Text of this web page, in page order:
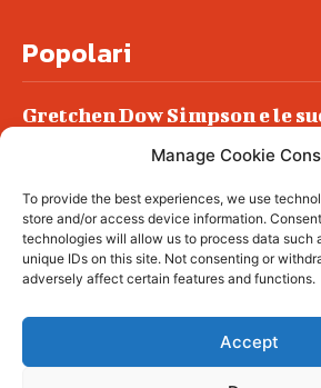
Manage Cookie
To provide the best experiences, we use
store and/or access device information.
technologies will allow us to process data such
unique IDs on this site. Not consenting or
adversely affect certain features and functions.
Accept
Popolari
Gretchen Dow Simpson e le
Podlech, il Cile lo ha
all’ergastolo
Era ubriaca…